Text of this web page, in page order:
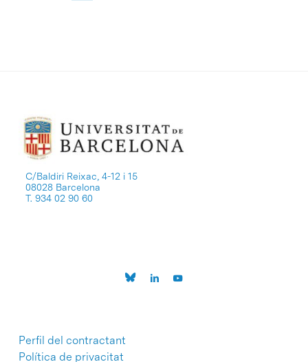
C/Baldiri Reixac, 4-12 i 15
08028 Barcelona
T. 934 02 90 60
Perfil del contractant
Política de privacitat